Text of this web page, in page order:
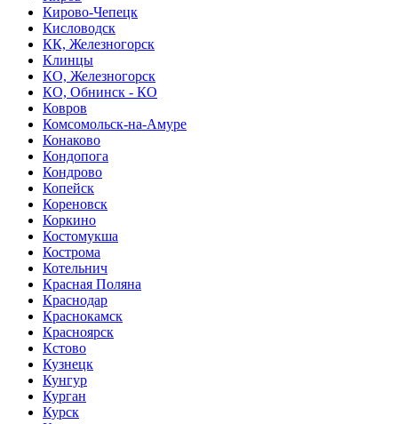
Кирово-Чепецк
Кисловодск
КК, Железногорск
Клинцы
КО, Железногорск
КО, Обнинск - КО
Ковров
Комсомольск-на-Амуре
Конаково
Кондопога
Кондрово
Копейск
Кореновск
Коркино
Костомукша
Кострома
Котельнич
Красная Поляна
Краснодар
Краснокамск
Красноярск
Кстово
Кузнецк
Кунгур
Курган
Курск